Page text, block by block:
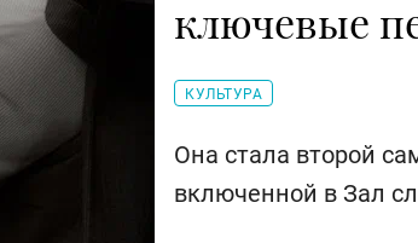
ключевые
КУЛЬТУРА
Она стала второй
включенной в Зал